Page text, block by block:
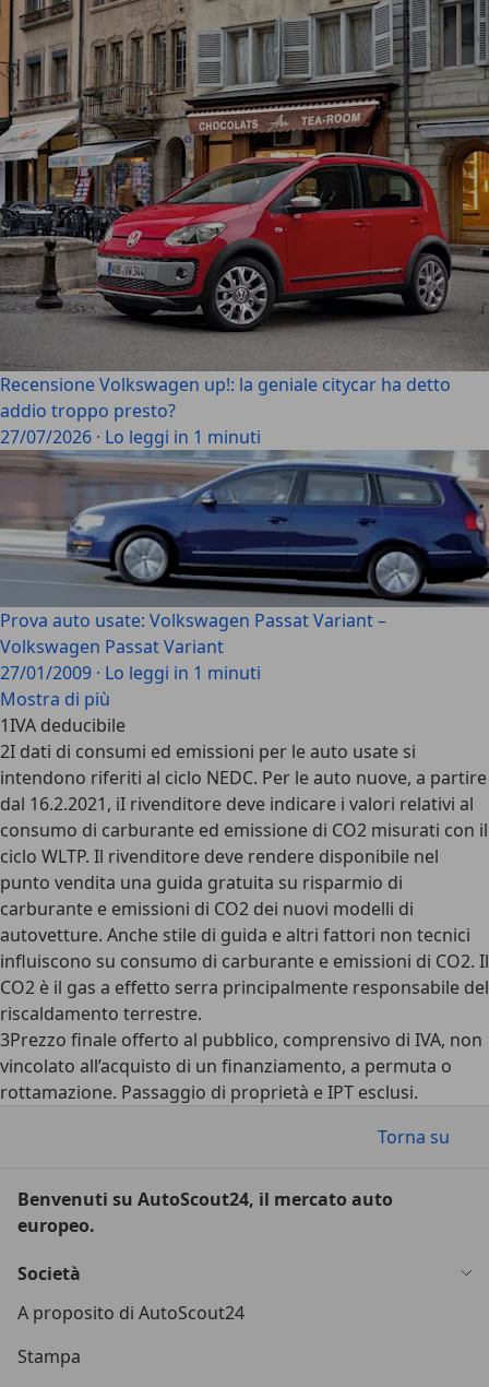
Recensione Volkswagen up!: la geniale citycar ha detto
addio troppo presto?
27/07/2026 · Lo leggi in 1 minuti
Prova auto usate: Volkswagen Passat Variant –
Volkswagen Passat Variant
27/01/2009 · Lo leggi in 1 minuti
Mostra di più
1IVA deducibile
2I dati di consumi ed emissioni per le auto usate si
intendono riferiti al ciclo NEDC. Per le auto nuove, a partire
dal 16.2.2021, iI rivenditore deve indicare i valori relativi al
consumo di carburante ed emissione di CO2 misurati con il
ciclo WLTP. Il rivenditore deve rendere disponibile nel
punto vendita una guida gratuita su risparmio di
carburante e emissioni di CO2 dei nuovi modelli di
autovetture. Anche stile di guida e altri fattori non tecnici
influiscono su consumo di carburante e emissioni di CO2. Il
CO2 è il gas a effetto serra principalmente responsabile del
riscaldamento terrestre.
3Prezzo finale offerto al pubblico, comprensivo di IVA, non
vincolato all’acquisto di un finanziamento, a permuta o
rottamazione. Passaggio di proprietà e IPT esclusi.
Torna su
Benvenuti su AutoScout24, il mercato auto
europeo.
Società
A proposito di AutoScout24
Stampa